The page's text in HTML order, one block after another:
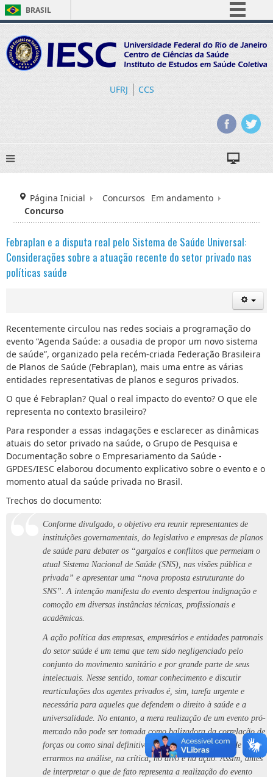
BRASIL
Comunica BR
Participe
UFRJ CCS
Página Inicial Concursos
Em andamento
Concurso
Febraplan e a disputa real pelo Sistema de Saúde Universal:
Considerações sobre a atuação recente do setor privado nas
políticas saúde
Recentemente circulou nas redes sociais a programação do
evento “Agenda Saúde: a ousadia de propor um novo sistema
de saúde”, organizado pela recém-criada Federação Brasileira
de Planos de Saúde (Febraplan), mais uma entre as várias
entidades representativas de planos e seguros privados.
O que é Febraplan? Qual o real impacto do evento? O que ele
representa no contexto brasileiro?
Para responder a essas indagações e esclarecer as dinâmicas
atuais do setor privado na saúde, o Grupo de Pesquisa e
Documentação sobre o Empresariamento da Saúde -
GPDES/IESC elaborou documento explicativo sobre o evento e o
momento atual da saúde privada no Brasil.
Trechos do documento:
Conforme divulgado, o objetivo era reunir representantes de
instituições governamentais, do legislativo e empresas de planos
de saúde para debater os “gargalos e conflitos que permeiam o
atual Sistema Nacional de Saúde (SNS), nas visões pública e
privada” e apresentar uma “nova proposta estruturante do
SNS”. A intenção manifesta do evento despertou indignação e
comoção em diversas instâncias técnicas, profissionais e
acadêmicas.
A ação política das empresas, empresários e entidades patronais
do setor saúde é um tema que tem sido negligenciado pelo
conjunto do movimento sanitário e por grande parte de seus
intelectuais. Nesse sentido, tomar conhecimento e discutir
rearticulações dos agentes privados é, sim, tarefa urgente e
necessária para aqueles que defendem o direito à saúde e a
universalidade. No entanto, a mera realização de um evento pró-
mercado não pode ser tomada como balizadora da correlação de
forças ou como sinal definitivo dos tempos, sob o risco de
errarmos na análise, na crítica, no alvo e na ação. Assim, antes
de interpretar o que de fato representa a realização do evento